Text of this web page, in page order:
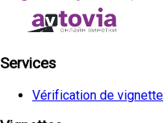
Services
Vérification de vignette